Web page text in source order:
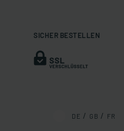
SICHER BESTELLEN
DE GB FR